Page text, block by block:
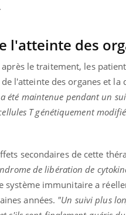
l'atteinte des
le traitement, les
l'atteinte des organes et la
été maintenue pendant un
T génétiquement
secondaires de cette
de libération de
système immunitaire a
années. "Un suivi plus